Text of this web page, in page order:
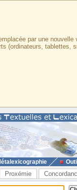
par une nouvelle
(ordinateurs, tablettes,
Proxémie